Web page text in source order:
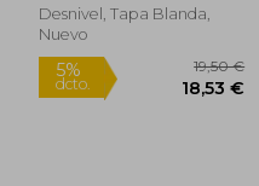
Desnivel, Tapa Blanda,
Nuevo
Rápido